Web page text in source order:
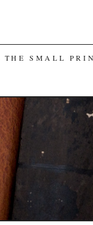
THE SMALL